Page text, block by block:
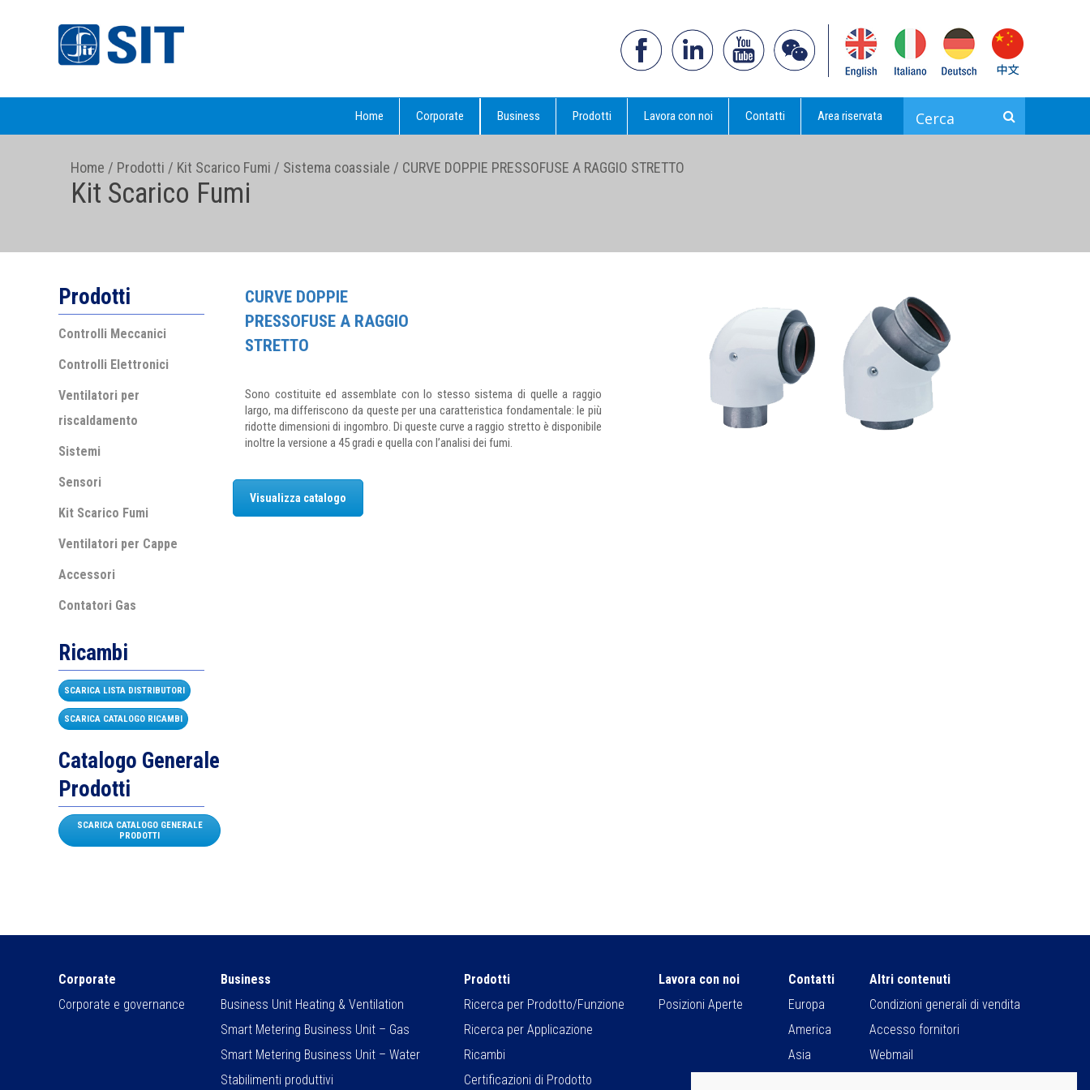
Home Corporate Business Prodotti Lavora con noi Contatti Area riservata
Home / Prodotti / Kit Scarico Fumi / Sistema coassiale / CURVE DOPPIE PRESSOFUSE A RAGGIO STRETTO
Kit Scarico Fumi
Prodotti
Controlli Meccanici
Controlli Elettronici
Ventilatori per
riscaldamento
Sistemi
Sensori
Kit Scarico Fumi
Ventilatori per Cappe
Accessori
Contatori Gas
Ricambi
SCARICA LISTA DISTRIBUTORI
SCARICA CATALOGO RICAMBI
Catalogo Generale
Prodotti
SCARICA CATALOGO GENERALE
PRODOTTI
CURVE DOPPIE
PRESSOFUSE A RAGGIO
STRETTO
Sono costituite ed assemblate con lo stesso sistema di quelle a raggio
largo, ma differiscono da queste per una caratteristica fondamentale: le più
ridotte dimensioni di ingombro. Di queste curve a raggio stretto è disponibile
inoltre la versione a 45 gradi e quella con l’analisi dei fumi.
Visualizza catalogo
Corporate
Corporate e governance
Business
Business Unit Heating & Ventilation
Smart Metering Business Unit – Gas
Smart Metering Business Unit – Water
Stabilimenti produttivi
Prodotti
Ricerca per Prodotto/Funzione
Ricerca per Applicazione
Ricambi
Certificazioni di Prodotto
Lavora con noi
Posizioni Aperte
Contatti
Europa
America
Asia
Altri contenuti
Condizioni generali di vendita
Accesso fornitori
Webmail